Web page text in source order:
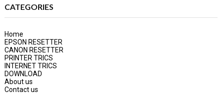
CATEGORIES
Home
EPSON RESETTER
CANON RESETTER
PRINTER TRICS
INTERNET TRICS
DOWNLOAD
About us
Contact us